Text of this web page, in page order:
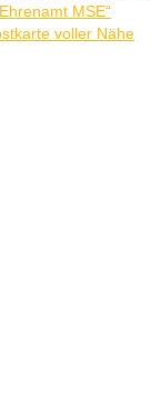
MSE“
voller Nähe